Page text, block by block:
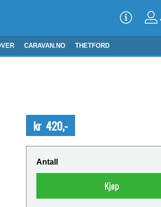
CARAVAN.NO THETFORD
kr 420,-
Antall
Kjøp